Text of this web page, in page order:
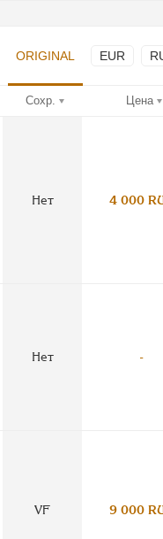
ORIGINAL EUR
Сохр. Цена
Нет 4 000
Нет -
VF 9 000